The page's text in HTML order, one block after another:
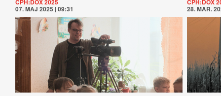
CPH:DOX 2025
07. MAJ 2025 | 09:31
CPH:DOX
28. MAR.